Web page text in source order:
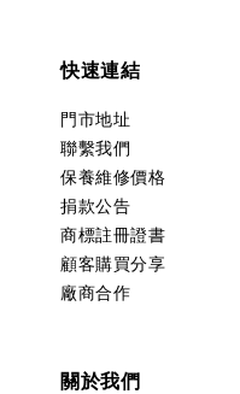
快速連結
門市地址
聯繫我們
保養維修價格
捐款公告
商標註冊證書
顧客購買分享
廠商合作
關於我們